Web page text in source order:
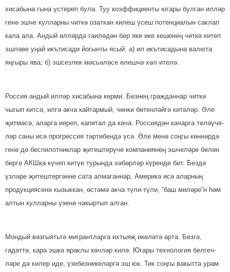
хисабына гына үстереп була. Туу коэффициенты югары булган илләр
генә эшче кулларны читкә озаткан килеш үсеш потенциалын саклап
кала ала. Андый илләрдә гаиләдән бер яки ике кешенең читкә китеп
эшләве уңай икътисади йогынты ясый: а) ил икътисадына валюта
яңгыры ява; б) эшсезлек мәсьәләсе өлешчә хәл ителә.
Россия андый илләр хисабына керми. Безнең гражданнар читкә
чыгып китсә, илгә акча кайтармый, чөнки бөтенләйгә китәләр. Әле
җитмәсә, аларга ияреп, капитал да кача. Россиядән качарга теләү­че­
ләр саны исә прогрессия тәрти­бендә үсә. Әле менә соңгы көн­нәр­дә
генә дә беспилотниклар җи­тештерүче компаниянең эшчеләре белән
бергә АКШка күчеп китүе турында хәбәрләр күренде бит. Без­дә
үзләре җитештергәнне сата алмаганнар, Америка исә аларның
продук­циясенә кызыккан, өстәмә акча түли-түли, “баш миләре”н һәм
алтын кулларны үзенә чакыртып алган.
Мондый вәзгыятьтә мигрантларга ихтыяҗ икеләтә арта. Безгә,
гадәттә, кара эшкә яраклы көчләр килә. Югары технология белгеч­
ләре дә килер иде, үзебез­неке­ләргә эш юк. Тик соңгы вакытта урам